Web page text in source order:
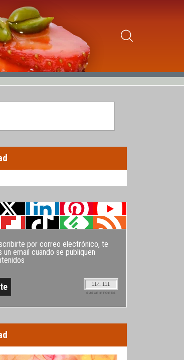
por correo electrónico, te
un email cuando se publiquen
114.111
SUSCRIPTORES